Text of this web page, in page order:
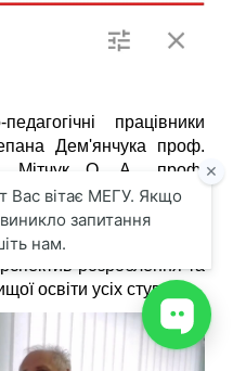
-педагогічні
працівники
Дем'янчука проф.
Мітчук О А проф
Л.Б. взяли участь
- методичної
підкомісій
розроблення та
освіти усіх ступенів.